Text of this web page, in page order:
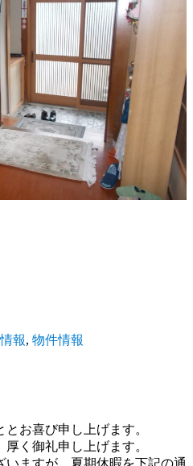
報, 物件情報
お喜び申し上げます。
く御礼申し上げます。